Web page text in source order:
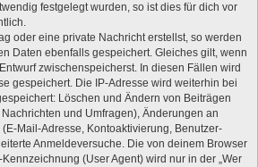
festgelegt wurden, so ist dies für dich vor
oder eine private Nachricht erstellst, so werden
Daten ebenfalls gespeichert. Gleiches gilt, wenn
zwischenspeicherst. In diesen Fällen wird
gespeichert. Die IP-Adresse wird weiterhin bei
Löschen und Ändern von Beiträgen
und Umfragen), Änderungen an
Mail-Adresse, Kontoaktivierung, Benutzer-
Anmeldeversuche. Die von deinem Browser
(User Agent) wird nur in der „Wer